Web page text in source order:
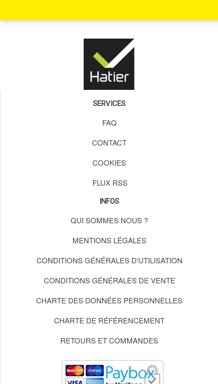
SERVICES
FAQ
CONTACT
COOKIES
FLUX RSS
INFOS
QUI SOMMES NOUS ?
MENTIONS LÉGALES
CONDITIONS GÉNÉRALES D'UTILISATION
CONDITIONS GÉNÉRALES DE VENTE
CHARTE DES DONNÉES PERSONNELLES
CHARTE DE RÉFÉRENCEMENT
RETOURS ET COMMANDES